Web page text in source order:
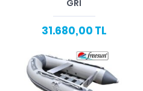
GRI
31.680,00 TL